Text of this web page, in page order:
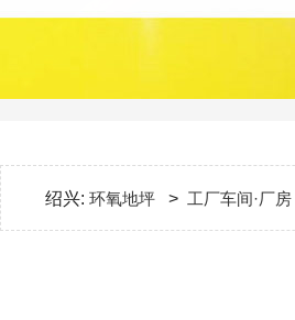
绍兴: 环氧地坪 > 工厂车间·厂房